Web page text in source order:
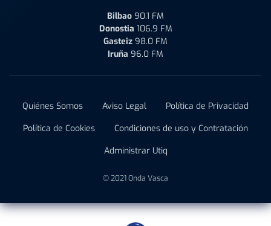
Bilbao 90.1 FM
Donostia 106.9 FM
Gasteiz 98.0 FM
Iruña 96.0 FM
Quiénes Somos Aviso Legal
Política de Privacidad
Política de Cookies
Condiciones de uso y Contratación
Administrar Utiq
© 2021 Onda Vasca